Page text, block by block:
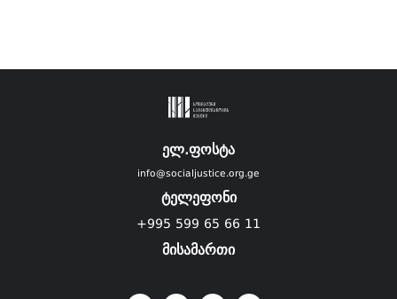
ელ.ფოსტა
info@socialjustice.org.ge
ტელეფონი
+995 599 65 66 11
მისამართი